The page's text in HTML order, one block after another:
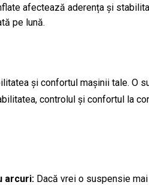
afectează aderența și
pe lună.
și confortul mașinii tale. O
controlul și confortul la
arcuri: Dacă vrei o suspensie